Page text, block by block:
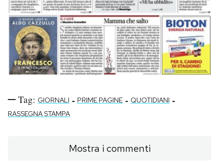
Tag: GIORNALI - PRIME PAGINE - QUOTIDIANI -
RASSEGNA STAMPA
Mostra i commenti